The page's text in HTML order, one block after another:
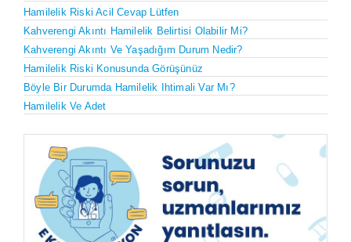
Hamilelik Riski Acil Cevap Lütfen
Kahverengi Akıntı Hamilelik Belirtisi Olabilir Mi?
Kahverengi Akıntı Ve Yaşadığım Durum Nedir?
Hamilelik Riski Konusunda Görüşünüz
Böyle Bir Durumda Hamilelik Ihtimali Var Mı?
Hamilelik Ve Adet